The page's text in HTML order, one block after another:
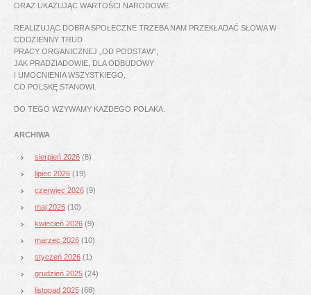
ORAZ UKAZUJĄC WARTOŚCI NARODOWE.
REALIZUJĄC DOBRA SPOŁECZNE TRZEBA NAM PRZEKŁADAĆ SŁOWA W
CODZIENNY TRUD
PRACY ORGANICZNEJ „OD PODSTAW”,
JAK PRADZIADOWIE, DLA ODBUDOWY
I UMOCNIENIA WSZYSTKIEGO,
CO POLSKĘ STANOWI.
DO TEGO WZYWAMY KAŻDEGO POLAKA.
ARCHIWA
sierpień 2026 (8)
lipiec 2026 (19)
czerwiec 2026 (9)
maj 2026 (10)
kwiecień 2026 (9)
marzec 2026 (10)
styczeń 2026 (1)
grudzień 2025 (24)
listopad 2025 (68)